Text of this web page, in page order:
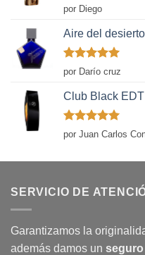
Valorado
con
de 5
por Diego
Aire del
Valorado
con
por Darío cruz
Club Black EDT
Valorado
con
por Juan Carlos
SERVICIO DE
Garantizamos la
además damos un